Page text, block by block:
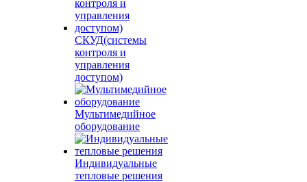
СКУД(системы
контроля и
управления
доступом)
Мультимедийное
оборудование
Индивидуальные
тепловые решения